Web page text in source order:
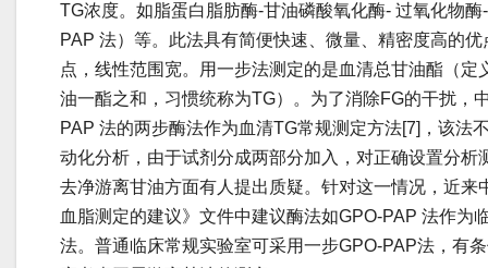
TG浓度。如脂蛋白脂肪酶-甘油磷酸氧化酶- 过氧化物
PAP 法）等。此法具有简便快速、微量、精密度高的
点，线性范围宽。用一步法测定的是血清总甘油酯（定
油一酯之和，习惯统称为TG）。为了消除FG的干扰，
PAP 法的两步酶法作为血清TG常规测定方法[7]，该法
动化分析，由于试剂分成两部分加入，对正确设置分析
去净游离甘油方面有人提出质疑。针对这一情况，近来
血脂测定的建议》文件中建议酶法如GPO-PAP 法作为
法。普通临床常规实验室可采用一步GPO-PAP法，有